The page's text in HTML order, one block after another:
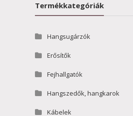
Termékkategóriák
Hangsugárzók
Erősítők
Fejhallgatók
Hangszedők, hangkarok
Kábelek